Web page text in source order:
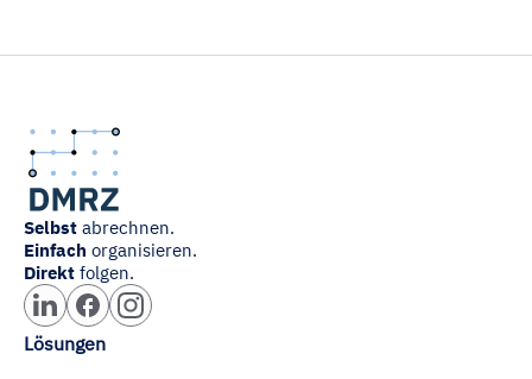
Selbst abrechnen.
Einfach organisieren.
Direkt folgen.
Lösungen